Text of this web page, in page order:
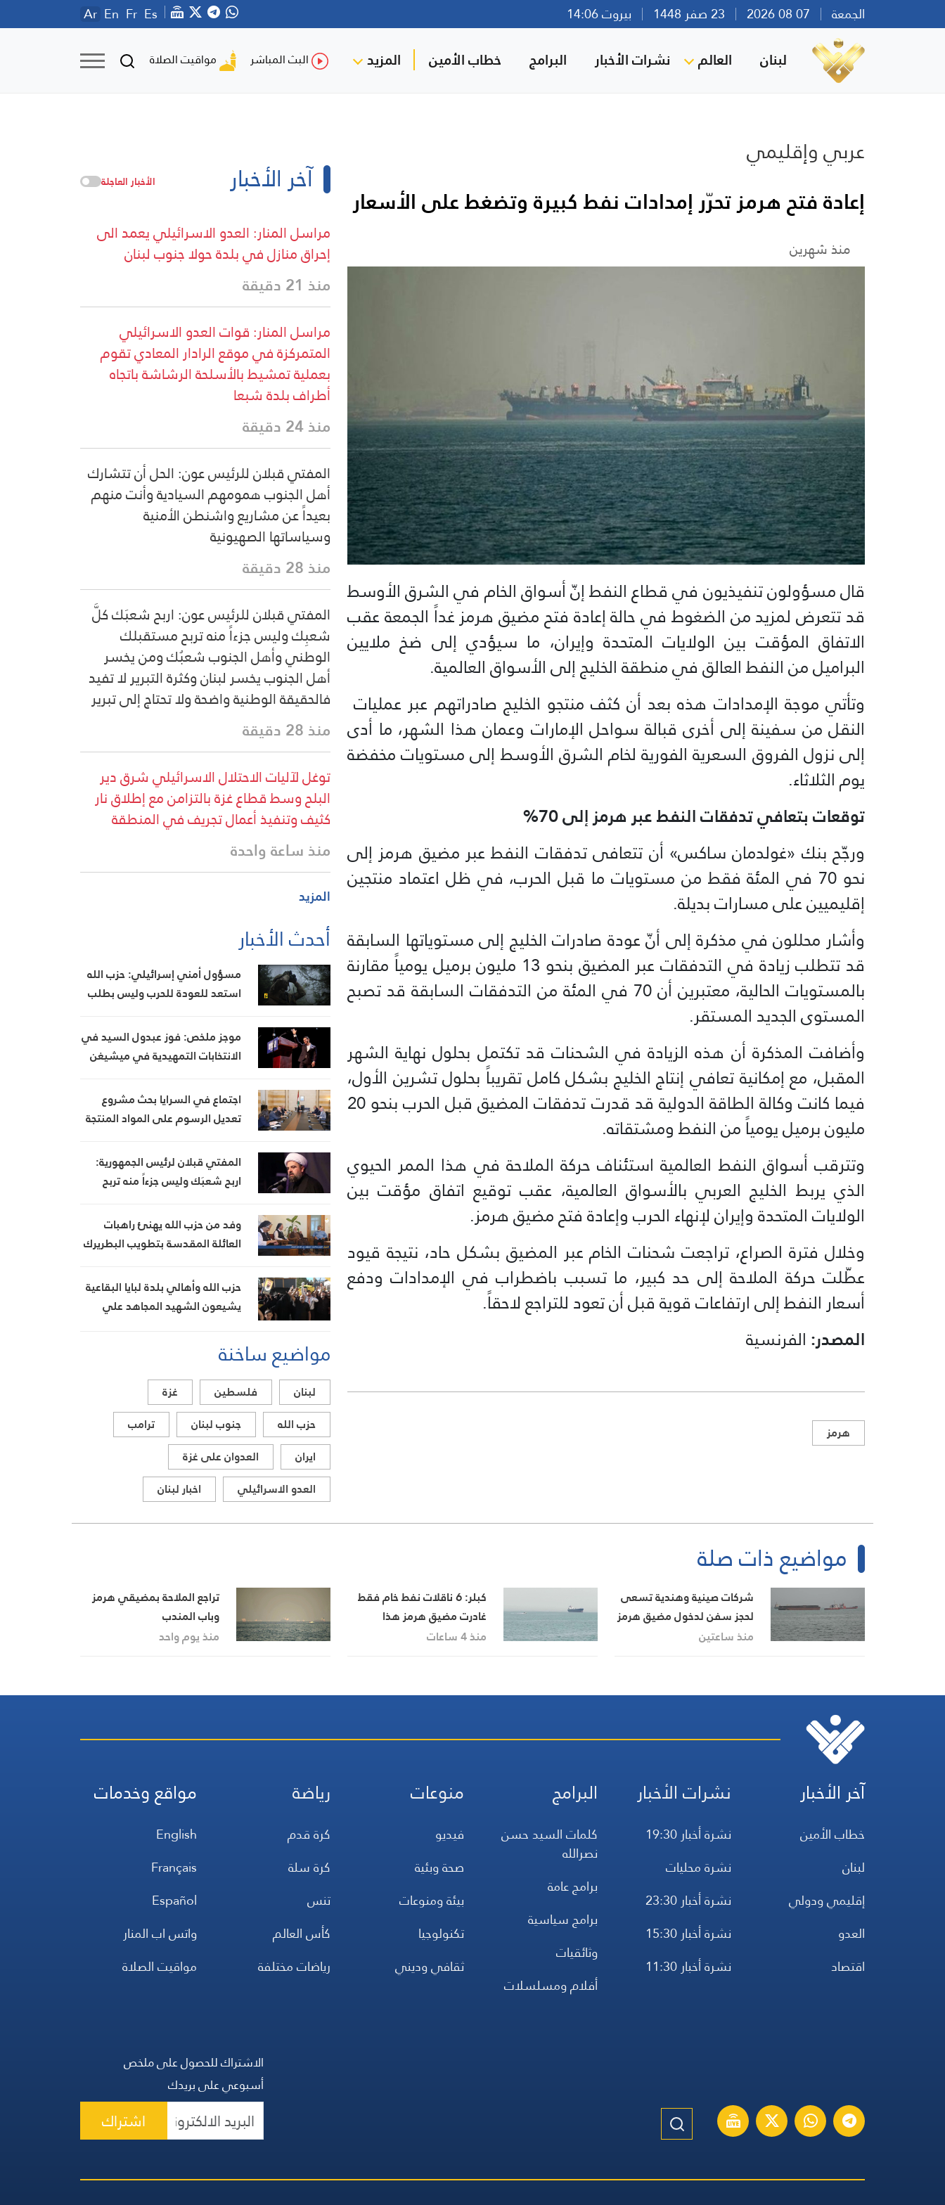
الجمعة بيروت 14:06 Ar En Fr Es
لبنان العالم نشرات الأخبار البرامج خطاب الأمين المزيد البث المباشر مواقيت الصلاة
عربي وإقليمي
إعادة فتح هرمز تحرّر إمدادات نفط كبيرة وتضغط على الأسعار
منذ شهرين
قال مسؤولون تنفيذيون في قطاع النفط إنّ أسواق الخام في الشرق الأوسط
قد تتعرض لمزيد من الضغوط في حالة إعادة فتح مضيق هرمز غداً الجمعة عقب
الاتفاق المؤقت بين الولايات المتحدة وإيران، ما سيؤدي إلى ضخ ملايين
البراميل من النفط العالق في منطقة الخليج إلى الأسواق العالمية.
وتأتي موجة الإمدادات هذه بعد أن كثف منتجو الخليج صادراتهم عبر عمليات ​
النقل من سفينة إلى أخرى قبالة سواحل الإمارات وعمان هذا الشهر، ما أدى
إلى نزول الفروق السعرية الفورية لخام الشرق الأوسط إلى مستويات مخفضة
يوم الثلاثاء.
توقعات بتعافي تدفقات النفط عبر هرمز إلى 70%
ورجّح بنك «غولدمان ساكس» أن تتعافى تدفقات النفط عبر مضيق هرمز إلى
نحو 70 في المئة فقط من مستويات ما قبل الحرب، في ظل اعتماد منتجين
إقليميين على مسارات بديلة.
وأشار محللون في مذكرة إلى أنّ عودة صادرات الخليج إلى مستوياتها السابقة
قد تتطلب زيادة في التدفقات عبر المضيق بنحو 13 مليون برميل يومياً مقارنة
بالمستويات الحالية، معتبرين أن 70 في المئة من التدفقات السابقة قد تصبح
المستوى الجديد المستقر.
وأضافت المذكرة أن هذه الزيادة في الشحنات قد تكتمل بحلول نهاية الشهر
المقبل، مع إمكانية تعافي إنتاج الخليج بشكل كامل تقريباً بحلول تشرين الأول،
فيما كانت وكالة الطاقة الدولية قد قدرت تدفقات المضيق قبل الحرب بنحو 20
مليون برميل يومياً من النفط ومشتقاته.
وتترقب أسواق النفط العالمية استئناف حركة الملاحة في هذا الممر الحيوي
الذي يربط الخليج العربي بالأسواق العالمية، عقب توقيع اتفاق مؤقت بين
الولايات المتحدة وإيران لإنهاء الحرب وإعادة فتح مضيق هرمز.
وخلال فترة الصراع، تراجعت شحنات الخام عبر المضيق بشكل حاد، نتيجة قيود
عطّلت حركة الملاحة إلى حد كبير، ما تسبب باضطراب في الإمدادات ودفع
أسعار النفط إلى ارتفاعات قوية قبل أن تعود للتراجع لاحقاً.
المصدر: الفرنسية
هرمز
آخر الأخبار الأخبار العاجلة
مراسل المنار: العدو الاسرائيلي يعمد الى
إحراق منازل في بلدة حولا جنوب لبنان
منذ 21 دقيقة
مراسل المنار: قوات العدو الاسرائيلي
المتمركزة في موقع الرادار المعادي تقوم
بعملية تمشيط بالأسلحة الرشاشة باتجاه
أطراف بلدة شبعا
منذ 24 دقيقة
المفتي قبلان للرئيس عون: الحل أن تتشارك
أهل الجنوب همومهم السيادية وأنت منهم
بعيداً عن مشاريع واشنطن الأمنية
وسياساتها الصهيونية
منذ 28 دقيقة
المفتي قبلان للرئيس عون: اربح شعبَك كلَّ
شعبِك وليس جزءاً منه تربح مستقبلك
الوطني وأهل الجنوب شعبُك ومن يخسر
أهل الجنوب يخسر لبنان وكثرة التبرير لا تفيد
فالحقيقة الوطنية واضحة ولا تحتاج إلى تبرير
منذ 28 دقيقة
توغل لآليات الاحتلال الاسرائيلي شرق دير
البلح وسط قطاع غزة بالتزامن مع إطلاق نار
كثيف وتنفيذ أعمال تجريف في المنطقة
منذ ساعة واحدة
المزيد
أحدث الأخبار
مسؤول أمني إسرائيلي: حزب الله
استعد للعودة للحرب وليس بطلب
موجز ملخص: فوز عبدول السيد في
الانتخابات التمهيدية في ميشيغن
اجتماع في السرايا بحث مشروع
تعديل الرسوم على المواد المنتجة
إيرادات من مصادر أخرى لتخفيف
العبء عن كاهل المواطن
المفتي قبلان لرئيس الجمهورية:
اربح شعبَك وليس جزءاً منه تربح
وفد من حزب الله يهنئ راهبات
العائلة المقدسة بتطويب البطريرك
حزب الله وأهالي بلدة لبايا البقاعية
يشيعون الشهيد المجاهد علي
مواضيع ساخنة
لبنان فلسطين
غزة
حزب الله
جنوب لبنان
ترامب
ايران
العدوان على غزة
العدو الاسرائيلي
اخبار لبنان
مواضيع ذات صلة
شركات صينية وهندية تسعى
لحجز سفن لدخول مضيق هرمز
منذ ساعتين
كبلر: 6 ناقلات نفط خام فقط
غادرت مضيق هرمز هذا
الأسبوع
منذ 4 ساعات
تراجع الملاحة بمضيقي هرمز
وباب المندب
منذ يوم واحد
آخر الأخبار
خطاب الأمين
لبنان
إقليمي ودولي
العدو
اقتصاد
نشرات الأخبار
نشرة أخبار 19:30
نشرة محليات
نشرة أخبار 23:30
نشرة أخبار 15:30
نشرة أخبار 11:30
البرامج
كلمات السيد حسن
نصرالله
برامج عامة
برامج سياسية
وثائقيات
أفلام ومسلسلات
منوعات
فيديو
صحة وبئية
بيئة ومنوعات
تكنولوجيا
ثقافي وديني
رياضة
كرة قدم
كرة سلة
تنس
كأس العالم
رياضات مختلفة
مواقع وخدمات
English
Français
Español
واتس اب المنار
مواقيت الصلاة
الاشتراك للحصول على ملخص
أسبوعي على بريدك
اشتراك